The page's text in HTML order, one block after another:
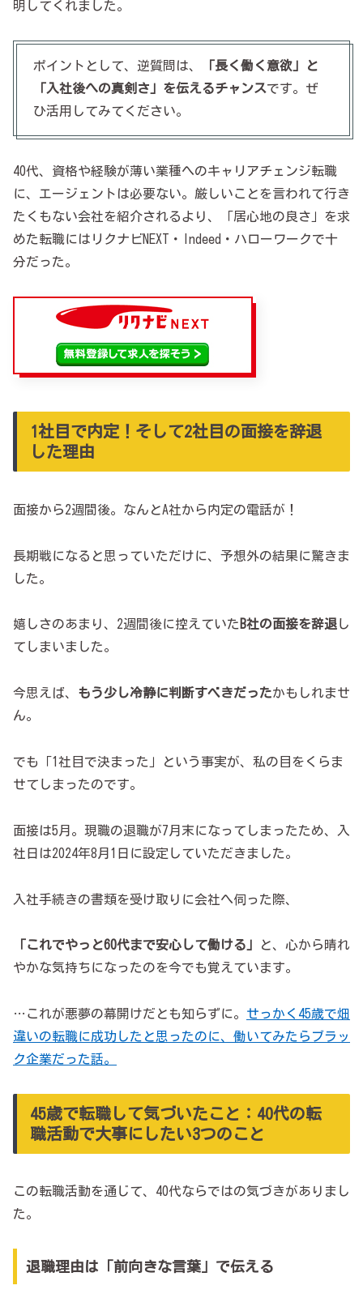
明してくれました。
ポイントとして、逆質問は、
「長く働く意欲」と
「入社後への真剣さ」を伝えるチャンスです。ぜ
ひ活用してみてください。
40代、資格や経験が薄い業種へのキャリアチェンジ転職
に、エージェントは必要ない。厳しいことを言われて行き
たくもない会社を紹介されるより、「居心地の良さ」を求
めた転職にはリクナビNEXT・Indeed・ハローワークで十
分だった。
1社目で内定！そして2社目の面接を辞退
した理由
面接から2週間後。なんとA社から内定の電話が！
長期戦になると思っていただけに、予想外の結果に驚きま
した。
嬉しさのあまり、2週間後に控えていた B社の面接を辞退し
てしまいました。
今思えば、 もう少し冷静に判断すべきだったかもしれませ
ん。
でも「1社目で決まった」という事実が、私の目をくらま
せてしまったのです。
面接は5月。現職の退職が7月末になってしまったため、入
社日は2024年8月1日に設定していただきました。
入社手続きの書類を受け取りに会社へ伺った際、
「これでやっと60代まで安心して働ける」
と、心から晴れ
やかな気持ちになったのを今でも覚えています。
…これが悪夢の幕開けだとも知らずに。 せっかく45歳で畑
違いの転職に成功したと思ったのに、働いてみたらブラッ
ク企業だった話。
45歳で転職して気づいたこと：40代の転
職活動で大事にしたい3つのこと
この転職活動を通じて、40代ならではの気づきがありまし
た。
退職理由は「前向きな言葉」で伝える